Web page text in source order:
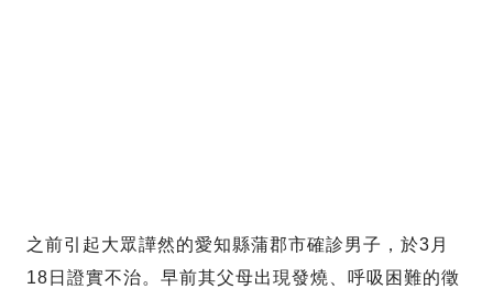
之前引起大眾譁然的愛知縣蒲郡市確診男子，於3月
18日證實不治。早前其父母出現發燒、呼吸困難的徵